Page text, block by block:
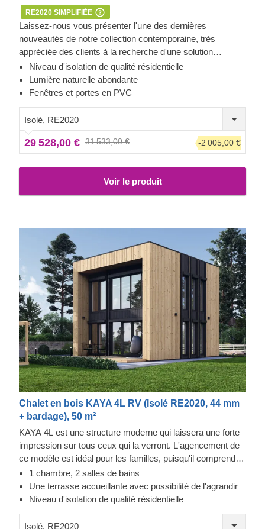
RE2020 SIMPLIFIÉE
Laissez-nous vous présenter l'une des dernières
nouveautés de notre collection contemporaine, très
appréciée des clients à la recherche d'une solution
moderne et fonctionnelle pour leur espace jardin.
Découvrez une charmante et spacieuse maison en bois de
41,5 m², offrant des possibilités infinies pour vos activités
secondaire confortable.
Niveau d'isolation de qualité résidentielle
Lumière naturelle abondante
Fenêtres et portes en PVC
Isolé, RE2020
29 528,00 € 31 533,00 € -2 005,00 €
Voir le produit
Chalet en bois KAYA 4L RV (Isolé RE2020, 44 mm
+ bardage), 50 m²
KAYA 4L est une structure moderne qui laissera une forte
impression sur tous ceux qui la verront. L'agencement de
ce modèle est idéal pour les familles, puisqu'il comprend
un vaste salon de 20 m², 2 salles de bains et une chambre
à l'étage. Vous trouverez également une pièce pouvant
être transformée en espace de travail ou en chambre
profiter des journées ensoleillées, et vous pourrez
1 chambre, 2 salles de bains
Une terrasse accueillante avec possibilité de l'agrandir
Niveau d'isolation de qualité résidentielle
Isolé, RE2020